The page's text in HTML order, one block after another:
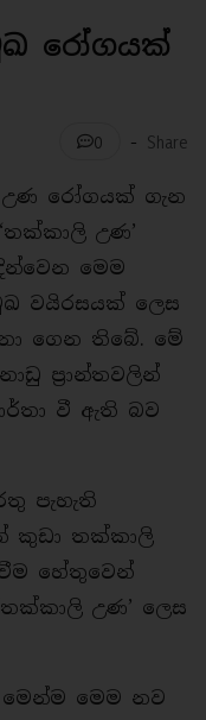
රෝගයක්
0 - Share
උණ රෝගයක් ගැන
උණ’
මෙම
වයිරසයක් ලෙස
ගෙන තිබේ. මේ
ප්‍රාන්තවලින්
වී ඇති බව
පැහැති
කුඩා තක්කාලි
හේතුවෙන්
උණ’ ලෙස
මෙන්ම මෙම නව